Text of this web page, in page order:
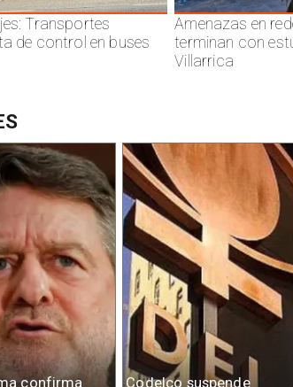
Transportes
de control en buses
Amenazas en
terminan con
Villarrica
confirma
Codelco suspende